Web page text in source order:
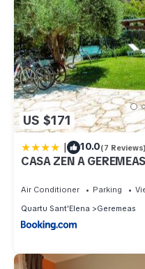
US $171
| 10.0(7 Reviews)
CASA ZEN A GEREMEAS
Air Conditioner Parking
Quartu Sant'Elena
Geremeas